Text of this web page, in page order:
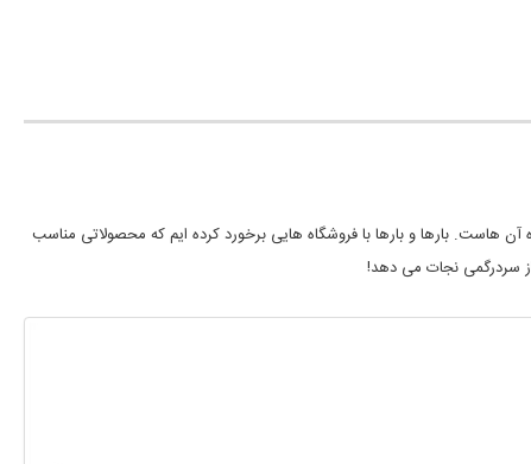
هاست. بارها و بارها با فروشگاه هایی برخورد کرده ایم که محصولاتی مناسب
سردرگمی نجات می دهد!